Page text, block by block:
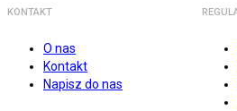
KONTAKT
O nas
Kontakt
Napisz do nas